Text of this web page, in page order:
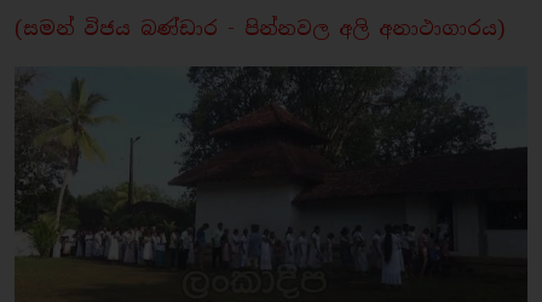
(සමන් විජය බණ්ඩාර - පින්නවල අලි අනාථාගාරය)